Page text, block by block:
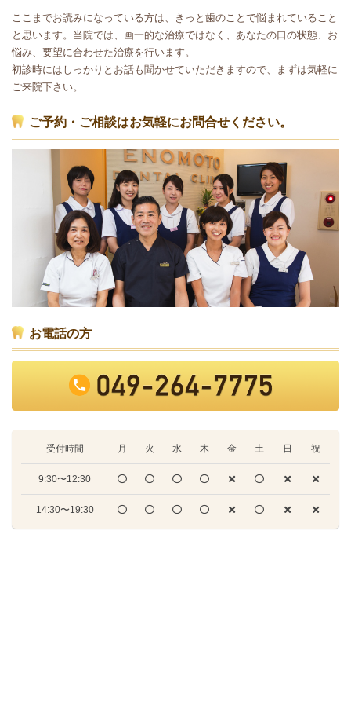
ここまでお読みになっている方は、きっと歯のことで悩まれていること
と思います。当院では、画一的な治療ではなく、あなたの口の状態、お
悩み、要望に合わせた治療を行います。
初診時にはしっかりとお話も聞かせていただきますので、まずは気軽に
ご来院下さい。
ご予約・ご相談はお気軽にお問合せください。
お電話の方
受付時間 月 火 水 木 金 土 日 祝
9:30〜12:30
14:30〜19:30